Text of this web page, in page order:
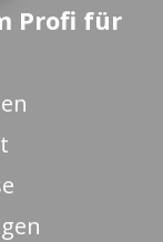
Profi für